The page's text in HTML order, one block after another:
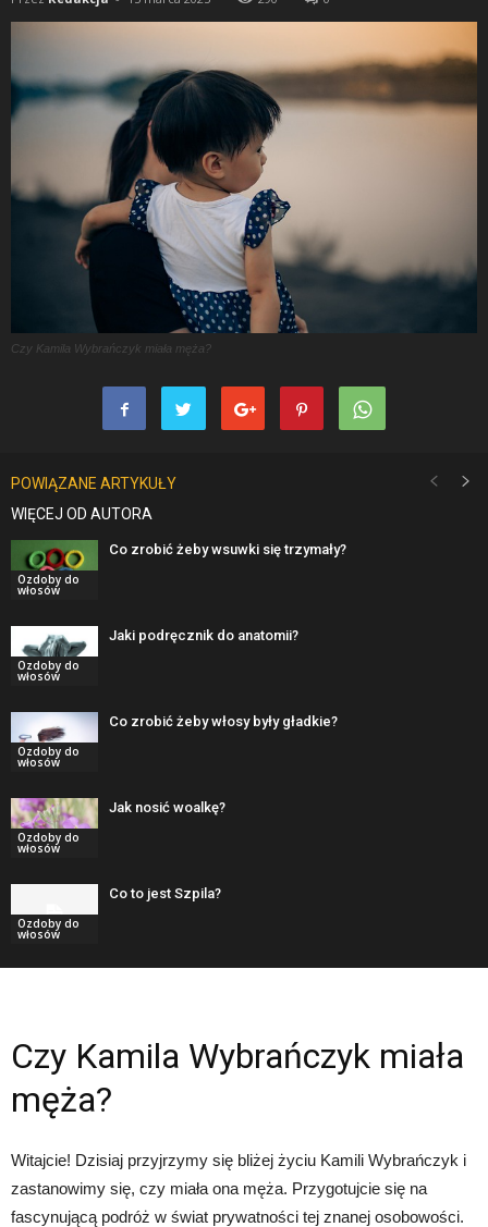
Czy Kamila Wybrańczyk miała męża?
POWIĄZANE ARTYKUŁY
WIĘCEJ OD AUTORA
Ozdoby do
włosów
Co zrobić żeby wsuwki się trzymały?
Ozdoby do
włosów
Jaki podręcznik do anatomii?
Ozdoby do
włosów
Co zrobić żeby włosy były gładkie?
Ozdoby do
włosów
Jak nosić woalkę?
Ozdoby do
włosów
Co to jest Szpila?
Czy Kamila Wybrańczyk miała
męża?
Witajcie! Dzisiaj przyjrzymy się bliżej życiu Kamili Wybrańczyk i
zastanowimy się, czy miała ona męża. Przygotujcie się na
fascynującą podróż w świat prywatności tej znanej osobowości.